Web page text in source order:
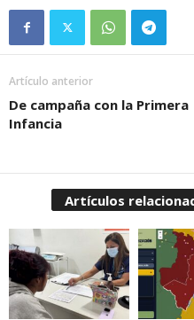
Artículo anterior
De campaña con la Primera
Infancia
Artículos